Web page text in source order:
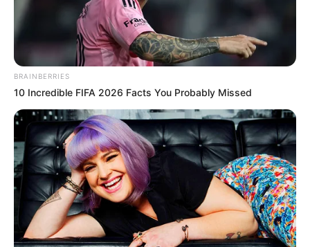
BRAINBERRIES
10 Incredible FIFA 2026 Facts You Probably Missed